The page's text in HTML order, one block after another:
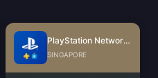
PlayStation Network Card (SG)
SINGAPORE